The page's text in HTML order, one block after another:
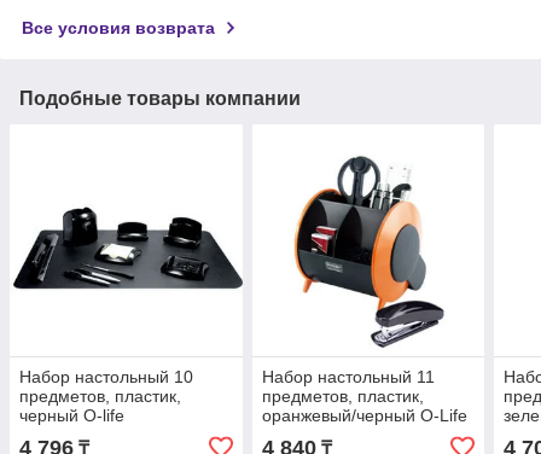
Все условия возврата
Подобные товары компании
Набор настольный 10
предметов, пластик,
черный O-life
4 796 ₸
Набор настольный 11
предметов, пластик,
оранжевый/черный O-Life
4 840₸ 4